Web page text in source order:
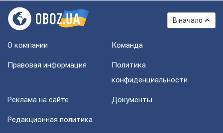
В начало
О компании Команда
Правовая информация
Политика
конфиденциальности
Реклама на сайте Документы
Редакционная политика